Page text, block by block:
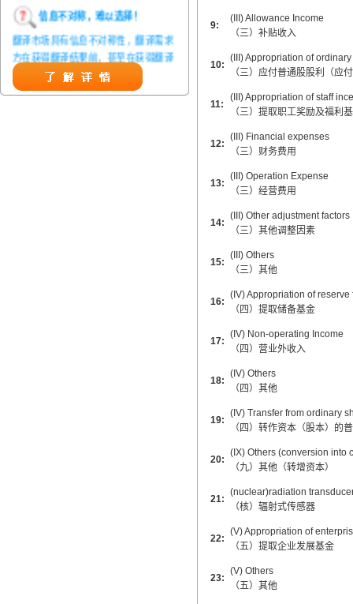
信息不对称，难以选择！
翻译市场具有信息不对称性，翻译需求
方在获得翻译结果前，甚至在获得翻译
结果后，都无法准确判定翻译质量。从
而给劣质翻译者提供了一定生存条件，
造成翻译市场鱼龙混杂，难以选择。
9:
(III) Allowance Income
（三）补贴收入
10:
(III) Appropriation of
（三）应付普通股股利（应
11:
(III) Appropriation of staff
（三）提取职工奖励及福利
12:
(III) Financial expenses
（三）财务费用
13:
(III) Operation Expense
（三）经营费用
14:
(III) Other adjustment factors
（三）其他调整因素
15:
(III) Others
（三）其他
16:
(IV) Appropriation of reserve
（四）提取储备基金
17:
(IV) Non-operating Income
（四）营业外收入
18:
(IV) Others
（四）其他
19:
(IV) Transfer from ordinary
（四）转作资本（股本）的
20:
(IX) Others (conversion into
（九）其他（转增资本）
21:
(nuclear)radiation
（核）辐射式传感器
22:
(V) Appropriation of
（五）提取企业发展基金
23:
(V) Others
（五）其他